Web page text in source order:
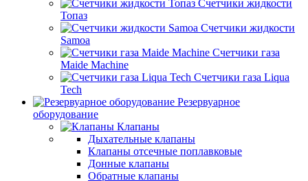
Счетчики жидкости
Топаз
Счетчики жидкости
Samoa
Счетчики газа
Maide Machine
Счетчики газа Liqua
Tech
Резервуарное
оборудование
Клапаны
Дыхательные клапаны
Клапаны отсечные поплавковые
Донные клапаны
Обратные клапаны